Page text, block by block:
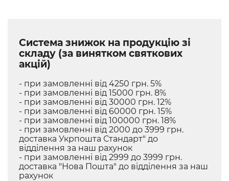
Система знижок на продукцію зі
складу (за винятком святкових
акцій)
- при замовленні від 4250 грн. 5%
- при замовленні від 15000 грн. 8%
- при замовленні від 30000 грн. 12%
- при замовленні від 60000 грн. 15%
- при замовленні від 100000 грн. 18%
- при замовленні від 2000 до 3999 грн.
доставка Укрпошта Стандарт" до
відділення за наш рахунок
- при замовленні від 2999 до 3999 грн.
доставка "Нова Пошта" до відділення за наш
рахунок